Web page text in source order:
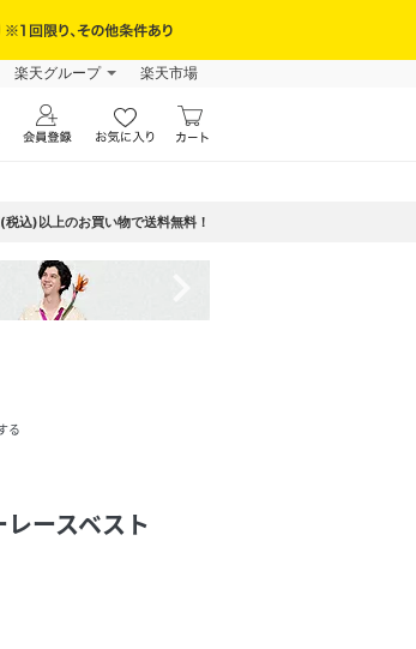
楽天グループ 楽天市場
込)以上のお買い物で送料無料！
る
レースベスト